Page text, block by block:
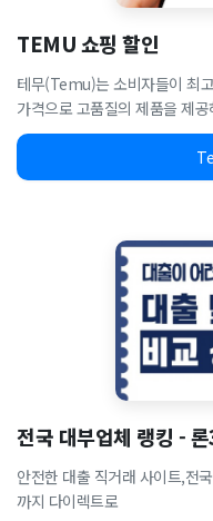
TEMU 쇼핑 할인
테무(Temu)는 소비자들이 최
가격으로 고품질의 제품을 제
전국 대부업체 랭킹 -
안전한 대출 직거래 사이트,전
까지 다이렉트로